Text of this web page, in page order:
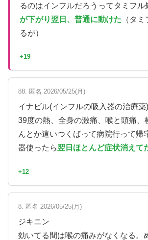
るのはインフルだろうってタミフル
が下がり翌日、普通に動けた （タ
るが）
+19
88. 匿名 2026/05/25(月)
イナビル(インフルの吸入器の治療薬)
39度の熱、全身の激痛、喉と頭痛
んとか這いつくばって病院行って帰
器使ったら翌日ほとんど症状消えて
+12
8. 匿名 2026/05/25(月)
ジキニン
効いてる間は喉の痛みがなくなる。